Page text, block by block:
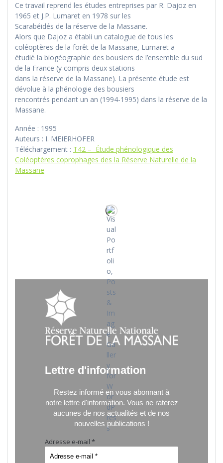
Ce travail reprend les études entreprises par R. Dajoz en
1965 et J.P. Lumaret en 1978 sur les
Scarabéidés de la réserve de la Massane.
Alors que Dajoz a établi un catalogue de tous les
coléoptères de la forêt de la Massane, Lumaret a
étudié la biogéographie des bousiers de l’ensemble du sud
de la France (y compris deux stations
dans la réserve de la Massane). La présente étude est
dévolue à la phénologie des bousiers
rencontrés pendant un an (1994-1995) dans la réserve de la
Massane.
Année : 1995
Auteurs : I. MEIERHOFER
Téléchargement : T42 – Étude phénologique des
Coléoptères coprophages des la Réserve Naturelle de la
Massane
Lettre d'information
Restez informé en vous abonnant à
notre lettre d'information. Vous ne raterez
aucunes de nos actualités et de nos
nouvelles publications !
Adresse e-mail *